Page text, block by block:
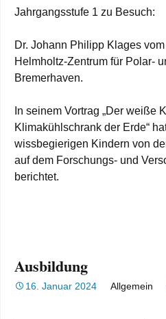
Jahrgangsstufe 1 zu Besuch:
Dr. Johann Philipp Klages
Helmholtz-Zentrum für Polar-
Bremerhaven.
In seinem Vortrag „Der weiße
Klimakühlschrank der Erde“
wissbegierigen Kindern von
auf dem Forschungs- und
berichtet.
Ausbildung
16. Januar 2024 Allgemein